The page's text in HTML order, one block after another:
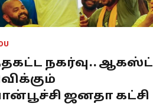
நகர்வு.. ஆகஸ்ட்
ஜனதா கட்சி